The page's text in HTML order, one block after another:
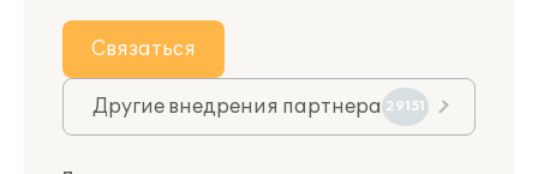
Связаться
Другие внедрения партнера 29151